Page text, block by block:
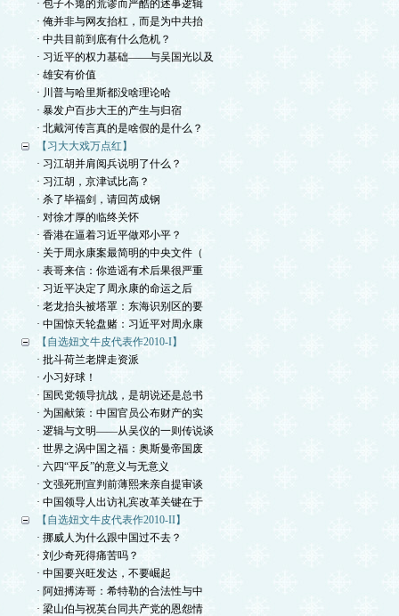
· 包子不瘪的荒谬而严酷的述事逻辑
· 俺并非与网友抬杠，而是为中共抬
· 中共目前到底有什么危机？
· 习近平的权力基础——与吴国光以及
· 雄安有价值
· 川普与哈里斯都没啥理论哈
· 暴发户百步大王的产生与归宿
· 北戴河传言真的是啥假的是什么？
【习大大戏万点红】
· 习江胡并肩阅兵说明了什么？
· 习江胡，京津试比高？
· 杀了毕福剑，请回芮成钢
· 对徐才厚的临终关怀
· 香港在逼着习近平做邓小平？
· 关于周永康案最简明的中央文件（
· 表哥来信：你造谣有术后果很严重
· 习近平决定了周永康的命运之后
· 老龙抬头被塔罩：东海识别区的要
· 中国惊天轮盘赌：习近平对周永康
【自选妞文牛皮代表作2010-I】
· 批斗荷兰老牌走资派
· 小习好球！
· 国民党领导抗战，是胡说还是总书
· 为国献策：中国官员公布财产的实
· 逻辑与文明——从吴仪的一则传说谈
· 世界之涡中国之福：奥斯曼帝国废
· 六四“平反”的意义与无意义
· 文强死刑宣判前薄熙来亲自提审谈
· 中国领导人出访礼宾改革关键在于
【自选妞文牛皮代表作2010-II】
· 挪威人为什么跟中国过不去？
· 刘少奇死得痛苦吗？
· 中国要兴旺发达，不要崛起
· 阿妞搏涛哥：希特勒的合法性与中
· 梁山伯与祝英台同共产党的恩怨情